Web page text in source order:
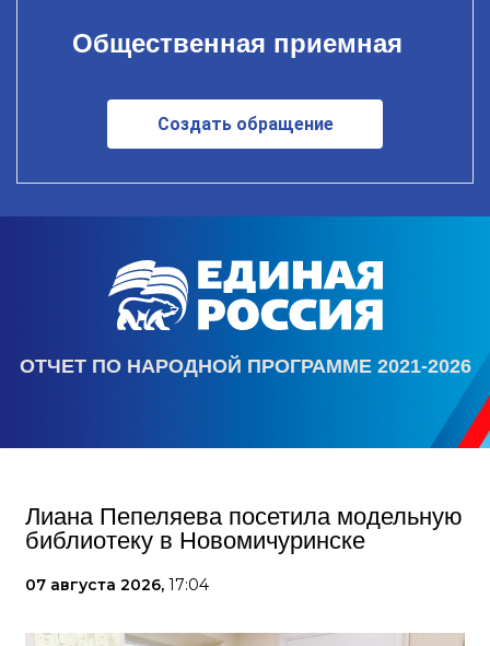
Общественная приемная
Создать обращение
ОТЧЕТ ПО НАРОДНОЙ ПРОГРАММЕ 2021-2026
Лиана Пепеляева посетила модельную
библиотеку в Новомичуринске
07 августа 2026, 17:04